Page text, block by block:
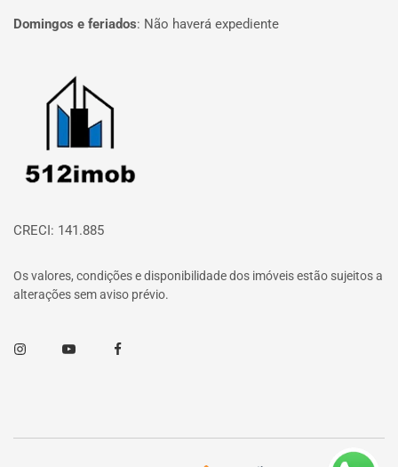
Domingos e feriados: Não haverá expediente
Página inicial
CRECI: 141.885
Os valores, condições e disponibilidade dos imóveis estão sujeitos a
alterações sem aviso prévio.
InstagramYoutube Facebook